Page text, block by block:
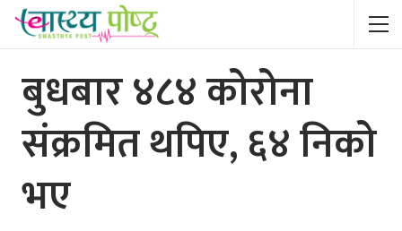
बुधबार ४८४ कोरोना
संक्रमित थपिए, ६४ निको
भए